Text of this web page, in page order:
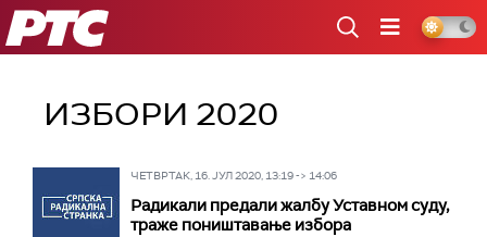
РТС
ИЗБОРИ 2020
ЧЕТВРТАК, 16. ЈУЛ 2020, 13:19 -> 14:06
Радикали предали жалбу Уставном суду,
траже поништaвање избора